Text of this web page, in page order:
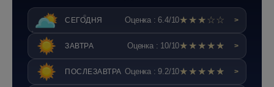
СЕГОДНЯ Оценка : 6.4/10★★★☆☆ >
ЗАВТРА Оценка : 10/10★★★★★ >
ПОСЛЕЗАВТРА Оценка : 9.2/10★★★★★ >